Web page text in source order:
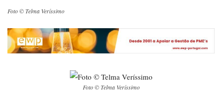
Foto © Telma Veríssimo
Foto © Telma Veríssimo